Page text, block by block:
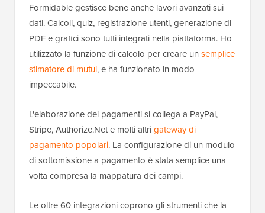
Formidable gestisce bene anche lavori avanzati sui
dati. Calcoli, quiz, registrazione utenti, generazione di
PDF e grafici sono tutti integrati nella piattaforma. Ho
utilizzato la funzione di calcolo per creare un semplice
stimatore di mutui, e ha funzionato in modo
impeccabile.
L'elaborazione dei pagamenti si collega a PayPal,
Stripe, Authorize.Net e molti altrigateway di
pagamento popolari. La configurazione di un modulo
di sottomissione a pagamento è stata semplice una
volta compresa la mappatura dei campi.
Le oltre 60 integrazioni coprono gli strumenti che la